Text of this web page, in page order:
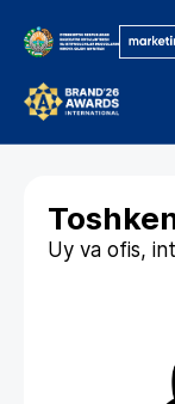
Uy va ofis,